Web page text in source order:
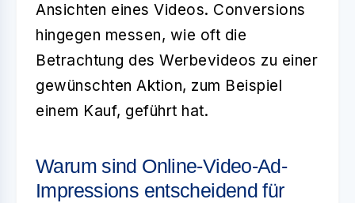
Ansichten eines Videos. Conversions
hingegen messen, wie oft die
Betrachtung des Werbevideos zu einer
gewünschten Aktion, zum Beispiel
einem Kauf, geführt hat.
Warum sind Online-Video-Ad-
Impressions entscheidend für